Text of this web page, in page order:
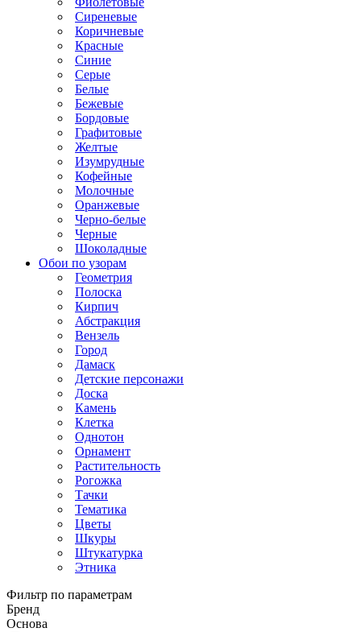
Сиреневые
Коричневые
Красные
Синие
Серые
Белые
Бежевые
Бордовые
Графитовые
Желтые
Изумрудные
Кофейные
Молочные
Оранжевые
Черно-белые
Черные
Шоколадные
Обои по узорам
Геометрия
Полоска
Кирпич
Абстракция
Вензель
Город
Дамаск
Детские персонажи
Доска
Камень
Клетка
Однотон
Орнамент
Растительность
Рогожка
Тачки
Тематика
Цветы
Шкуры
Штукатурка
Этника
Фильтр по параметрам
Бренд
Основа